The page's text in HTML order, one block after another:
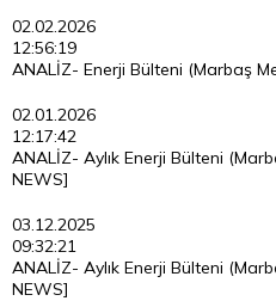
02.02.2026
12:56:19
ANALİZ- Enerji Bülteni (Marbaş
02.01.2026
12:17:42
ANALİZ- Aylık Enerji Bülteni
NEWS]
03.12.2025
09:32:21
ANALİZ- Aylık Enerji Bülteni
NEWS]